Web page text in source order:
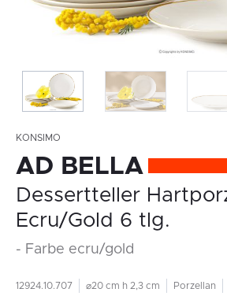
KONSIMO
AD BELLA
Dessertteller
Ecru/Gold 6 tlg.
- Farbe ecru/gold
12924.10.707 ⌀20 cm h 2,3 cm Porzellan